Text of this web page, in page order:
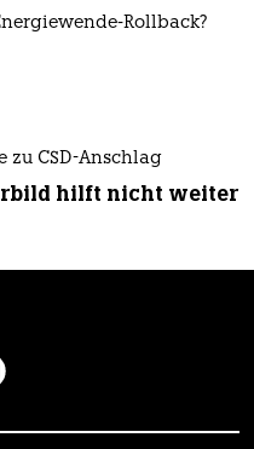
Rollback?
zu CSD-Anschlag
hilft nicht weiter